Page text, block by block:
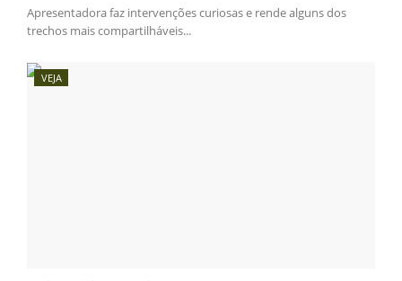
Apresentadora faz intervenções curiosas e rende alguns dos
trechos mais compartilháveis...
VEJA